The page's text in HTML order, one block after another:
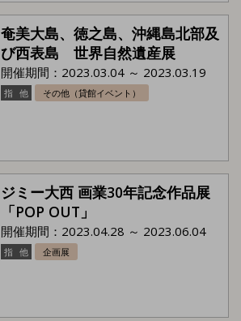
奄美大島、徳之島、沖縄島北部及
び西表島 世界自然遺産展
開催期間：2023.03.04 ～ 2023.03.19
指 他 その他（貸館イベント）
ジミー大西 画業30年記念作品展
「POP OUT」
開催期間：2023.04.28 ～ 2023.06.04
指 他 企画展